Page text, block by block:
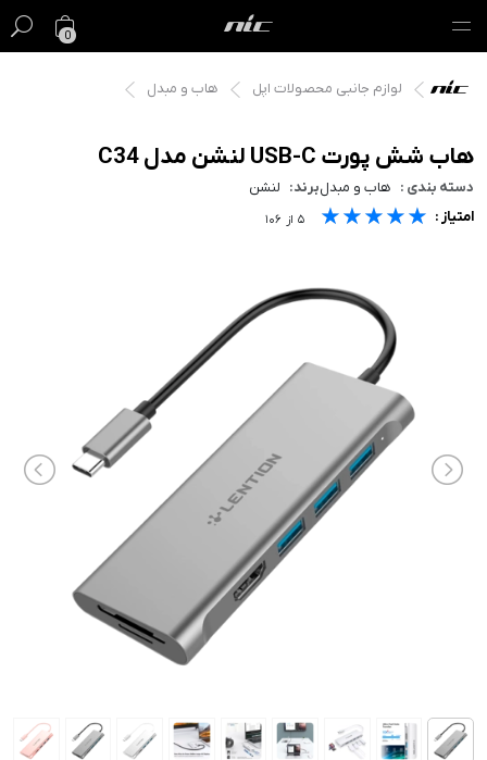
0
گیفت کارت
فروش ویژه
آیپد
ایرپاد
اپل واچ
لوازم جانبی
صدا و تصویر
لوازم جانبی محصولات اپل هاب و مبدل
هاب شش پورت USB-C لنشن مدل C34
دسته بندی : هاب و مبدلبرند: لنشن
امتیاز : ★★★★★
★★★★★
★★★★★ ۵ از ۱۰۶